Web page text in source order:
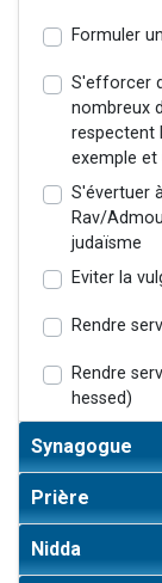
Formuler
S'efforcer
nombreux
respectent
exemple et
S'évertuer
Rav/
judaïsme
Eviter la
Rendre
Rendre
hessed)
Synagogue
Prière
Nidda